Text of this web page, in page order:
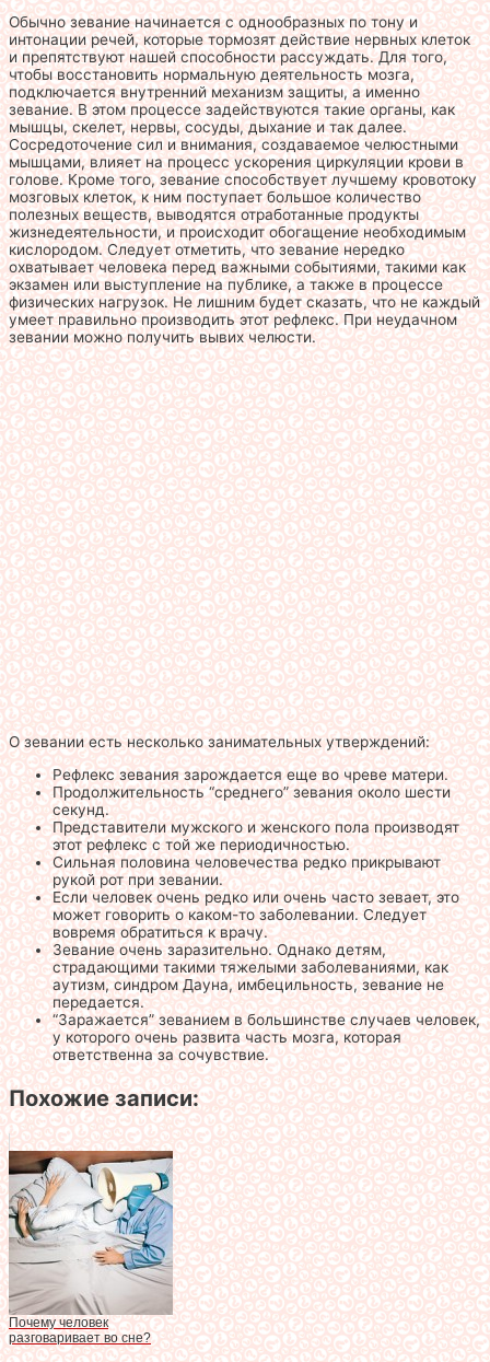
Обычно зевание начинается с однообразных по тону и
интонации речей, которые тормозят действие нервных клеток
и препятствуют нашей способности рассуждать. Для того,
чтобы восстановить нормальную деятельность мозга,
подключается внутренний механизм защиты, а именно
зевание. В этом процессе задействуются такие органы, как
мышцы, скелет, нервы, сосуды, дыхание и так далее.
Сосредоточение сил и внимания, создаваемое челюстными
мышцами, влияет на процесс ускорения циркуляции крови в
голове. Кроме того, зевание способствует лучшему кровотоку
мозговых клеток, к ним поступает большое количество
полезных веществ, выводятся отработанные продукты
жизнедеятельности, и происходит обогащение необходимым
кислородом. Следует отметить, что зевание нередко
охватывает человека перед важными событиями, такими как
экзамен или выступление на публике, а также в процессе
физических нагрузок. Не лишним будет сказать, что не каждый
умеет правильно производить этот рефлекс. При неудачном
зевании можно получить вывих челюсти.
О зевании есть несколько занимательных утверждений:
Рефлекс зевания зарождается еще во чреве матери.
Продолжительность “среднего” зевания около шести
секунд.
Представители мужского и женского пола производят
этот рефлекс с той же периодичностью.
Сильная половина человечества редко прикрывают
рукой рот при зевании.
Если человек очень редко или очень часто зевает, это
может говорить о каком-то заболевании. Следует
вовремя обратиться к врачу.
Зевание очень заразительно. Однако детям,
страдающими такими тяжелыми заболеваниями, как
аутизм, синдром Дауна, имбецильность, зевание не
передается.
“Заражается” зеванием в большинстве случаев человек,
у которого очень развита часть мозга, которая
ответственна за сочувствие.
Похожие записи:
Почему человек
разговаривает во сне?